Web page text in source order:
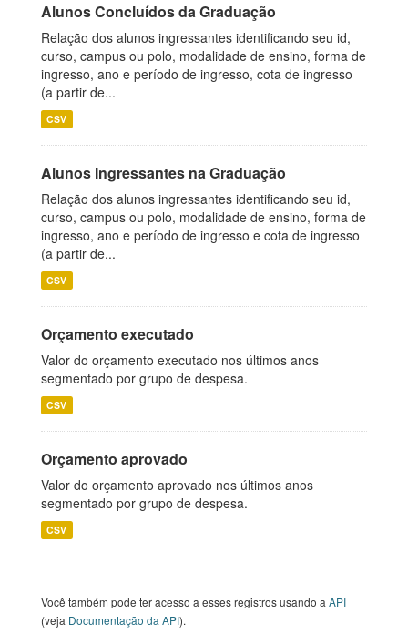
Alunos Concluídos da Graduação
Relação dos alunos ingressantes identificando seu id,
curso, campus ou polo, modalidade de ensino, forma de
ingresso, ano e período de ingresso, cota de ingresso
(a partir de...
CSV
Alunos Ingressantes na Graduação
Relação dos alunos ingressantes identificando seu id,
curso, campus ou polo, modalidade de ensino, forma de
ingresso, ano e período de ingresso e cota de ingresso
(a partir de...
CSV
Orçamento executado
Valor do orçamento executado nos últimos anos
segmentado por grupo de despesa.
CSV
Orçamento aprovado
Valor do orçamento aprovado nos últimos anos
segmentado por grupo de despesa.
CSV
Você também pode ter acesso a esses registros usando a API
(veja Documentação da API).